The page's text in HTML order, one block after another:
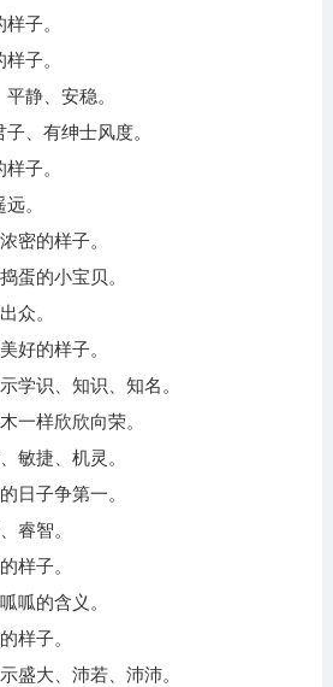
子。
子。
静、安稳。
有绅士风度。
子。
。
的样子。
的小宝贝。
。
的样子。
识、知识、知名。
样欣欣向荣。
捷、机灵。
子争第一。
智。
子。
的含义。
子。
大、沛若、沛沛。